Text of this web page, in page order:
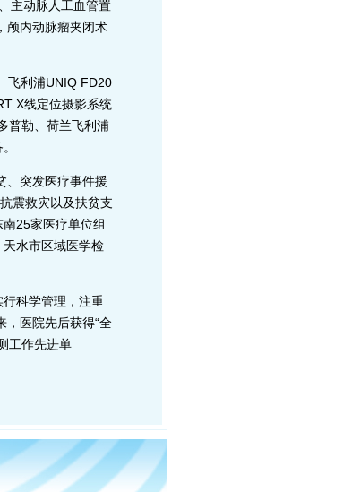
主动脉人工血管置
颅内动脉瘤夹闭术
飞利浦UNIQ FD20
X线定位摄影系统
普勒、荷兰飞利浦
突发医疗事件援
震救灾以及扶贫支
25家医疗单位组
水市区域医学检
科学管理，注重
，医院先后获得“全
工作先进单